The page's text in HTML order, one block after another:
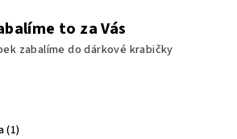
to za Vás
zabalíme do dárkové krabičky
(1)